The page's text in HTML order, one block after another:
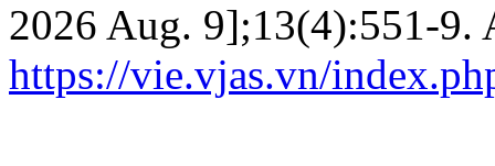
2026 Aug. 9];13(4):551-9.
https://vie.vjas.vn/